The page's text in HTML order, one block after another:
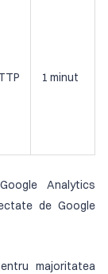
1 minut
Analytics
de Google
majoritatea